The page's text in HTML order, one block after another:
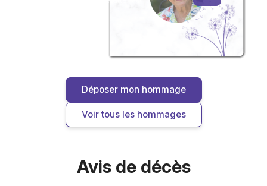
Déposer mon hommage
Voir tous les hommages
Avis de décès